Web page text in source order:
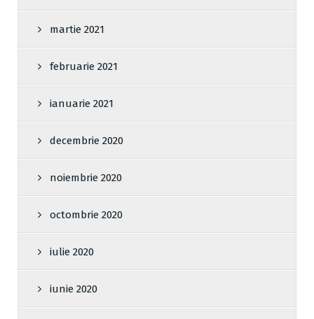
martie 2021
februarie 2021
ianuarie 2021
decembrie 2020
noiembrie 2020
octombrie 2020
iulie 2020
iunie 2020